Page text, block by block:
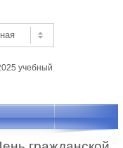
учебный